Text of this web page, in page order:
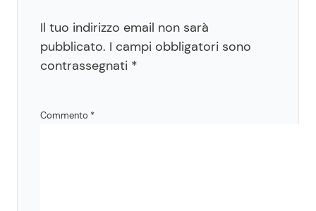
Il tuo indirizzo email non sarà
pubblicato. I campi obbligatori sono
contrassegnati *
Commento *